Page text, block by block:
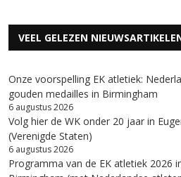
VEEL GELEZEN
Onze voorspelling EK atletiek:
gouden medailles in Birmingham
6 augustus 2026
Volg hier de WK onder 20 jaar in
(Verenigde Staten)
6 augustus 2026
Programma van de EK atletiek 2026